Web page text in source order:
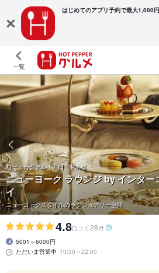
はじめてのアプリ予約で最大1,000
一覧
バー・カクテル | 大門 | 東京都
ニューヨーク ラウンジ by インタ
イ
ニューヨークスタイルのラグジュアリー空間
4.8口コミ 28件
5001～6000円
ただいま営業中 10:30～22:00